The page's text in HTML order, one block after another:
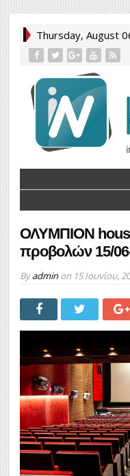
Thursday, August
ΟΛΥΜΠΙΟΝ
προβολών 15/
Byadminon 15 Ιουνίου,